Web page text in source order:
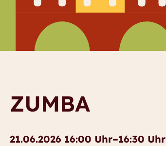
ZUMBA
21.06.2026 16:00 Uhr–16:30 Uhr